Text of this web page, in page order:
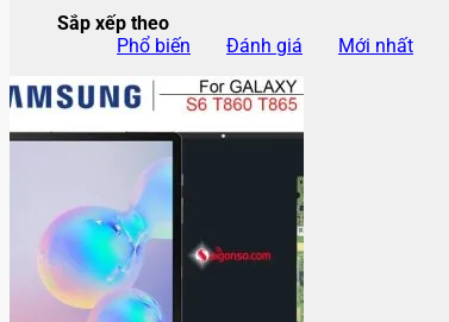
Sắp xếp theo
Phổ biến
Đánh giá Mới nhất